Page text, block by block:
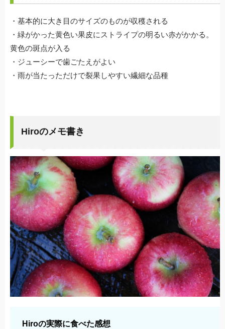
・基本的に大き目のサイズのものが収穫される
・緑がかった黄色い果皮にストライプの明るい赤がかかる。
黄色の斑点が入る
・ジューシーで歯ごたえがよい
・雨が当たっただけで裂果しやすい繊細な品種
Hiroのメモ書き
Hiroの実際に食べた感想